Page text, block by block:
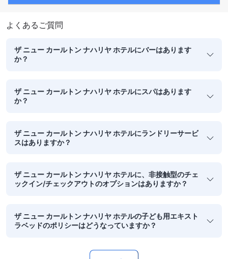
よくあるご質問
ザ ニュー カールトン ナハリヤ ホテルにバーはあります
か？
ザ ニュー カールトン ナハリヤ ホテルにスパはあります
か？
ザ ニュー カールトン ナハリヤ ホテルにランドリーサービ
スはありますか？
ザ ニュー カールトン ナハリヤ ホテルに、非接触型のチェ
ックイン/チェックアウトのオプションはありますか？
ザ ニュー カールトン ナハリヤ ホテルの子ども用エキスト
ラベッドのポリシーはどうなっていますか？